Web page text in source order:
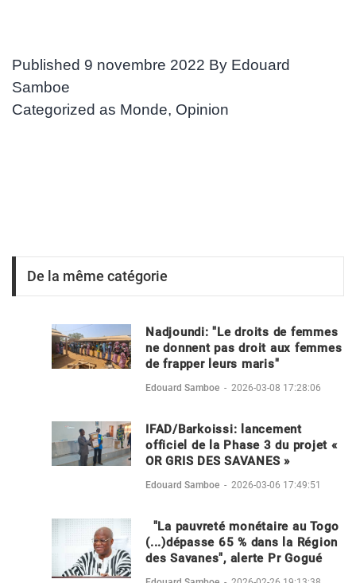
Published 9 novembre 2022 By Edouard
Samboe
Categorized as Monde, Opinion
De la même catégorie
Nadjoundi: "Le droits de femmes
ne donnent pas droit aux femmes
de frapper leurs maris"
Edouard Samboe - 2026-03-08 17:28:06
IFAD/Barkoissi: lancement
officiel de la Phase 3 du projet «
OR GRIS DES SAVANES »
Edouard Samboe - 2026-03-06 17:49:51
"La pauvreté monétaire au Togo
(...)dépasse 65 % dans la Région
des Savanes", alerte Pr Gogué